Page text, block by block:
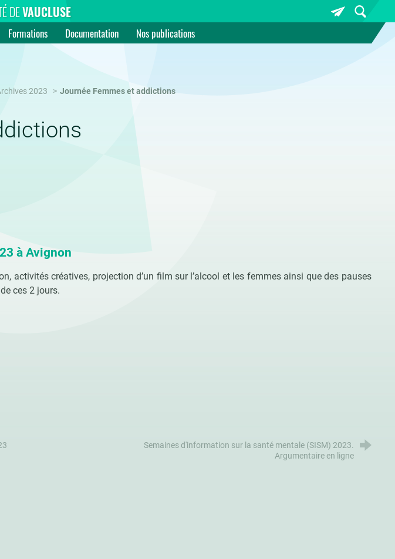
DEVAUCLUSE
Formations Documentation Nos publications
2023 Journée Femmes et addictions
à Avignon
activités créatives, projection d’un film sur l’alcool et les femmes ainsi que des pauses
ces 2 jours.
Semaines d'information sur la santé mentale (SISM) 2023.
Argumentaire en ligne